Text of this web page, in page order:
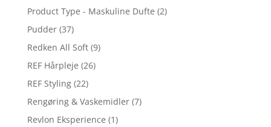
Product Type - Maskuline Dufte (2)
Pudder (37)
Redken All Soft (9)
REF Hårpleje (26)
REF Styling (22)
Rengøring & Vaskemidler (7)
Revlon Eksperience (1)